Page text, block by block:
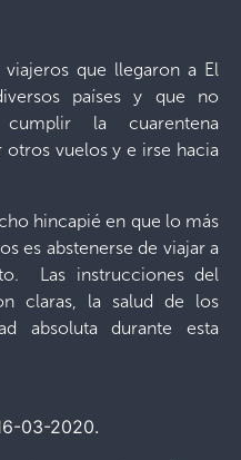
que llegaron a El
países y que no
la cuarentena
vuelos y e irse hacia
hincapié en que lo más
es abstenerse de viajar a
Las instrucciones del
claras, la salud de los
absoluta durante esta
03-2020.